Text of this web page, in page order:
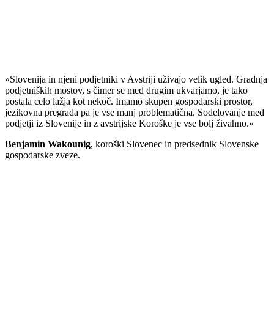
»Slovenija in njeni podjetniki v Avstriji uživajo velik ugled. Gradnja
podjetniških mostov, s čimer se med drugim ukvarjamo, je tako
postala celo lažja kot nekoč. Imamo skupen gospodarski prostor,
jezikovna pregrada pa je vse manj problematična. Sodelovanje med
podjetji iz Slovenije in z avstrijske Koroške je vse bolj živahno.«
Benjamin Wakounig, koroški Slovenec in predsednik Slovenske
gospodarske zveze.